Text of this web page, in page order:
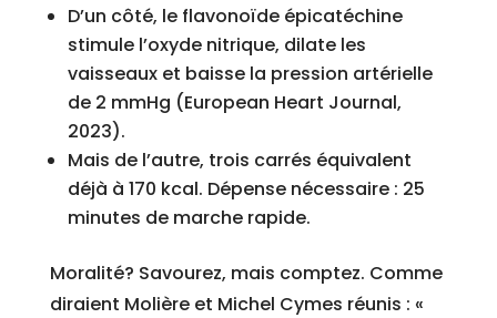
D’un côté, le flavonoïde épicatéchine
stimule l’oxyde nitrique, dilate les
vaisseaux et baisse la pression artérielle
de 2 mmHg (European Heart Journal,
2023).
Mais de l’autre, trois carrés équivalent
déjà à 170 kcal. Dépense nécessaire : 25
minutes de marche rapide.
Moralité? Savourez, mais comptez. Comme
diraient Molière et Michel Cymes réunis : «